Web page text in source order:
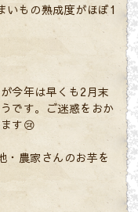
いもの熟成度がほぼ1
今年は早くも2月末
です。ご迷惑をおか
す😢
・農家さんのお芋を